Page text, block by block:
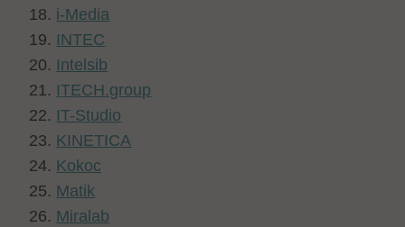
i-Media
INTEC
Intelsib
ITECH.group
IT-Studio
KINETICA
Kokoc
Matik
Miralab